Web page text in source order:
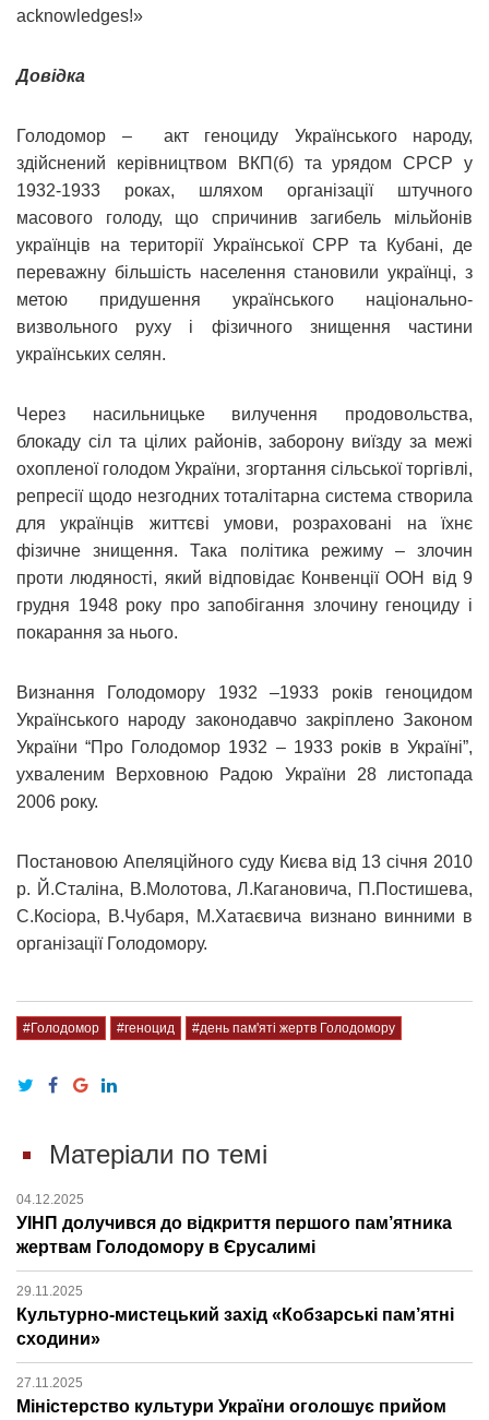
acknowledges!»
Довідка
Голодомор – акт геноциду Українського народу,
здійснений керівництвом ВКП(б) та урядом СРСР у
1932-1933 роках, шляхом організації штучного
масового голоду, що спричинив загибель мільйонів
українців на території Української СРР та Кубані, де
переважну більшість населення становили українці, з
метою придушення українського національно-
визвольного руху і фізичного знищення частини
українських селян.
Через насильницьке вилучення продовольства,
блокаду сіл та цілих районів, заборону виїзду за межі
охопленої голодом України, згортання сільської торгівлі,
репресії щодо незгодних тоталітарна система створила
для українців життєві умови, розраховані на їхнє
фізичне знищення. Така політика режиму – злочин
проти людяності, який відповідає Конвенції ООН від 9
грудня 1948 року про запобігання злочину геноциду і
покарання за нього.
Визнання Голодомору 1932 –1933 років геноцидом
Українського народу законодавчо закріплено Законом
України “Про Голодомор 1932 – 1933 років в Україні”,
ухваленим Верховною Радою України 28 листопада
2006 року.
Постановою Апеляційного суду Києва від 13 січня 2010
р. Й.Сталіна, В.Молотова, Л.Кагановича, П.Постишева,
С.Косіора, В.Чубаря, М.Хатаєвича визнано винними в
організації Голодомору.
#Голодомор #геноцид #день пам'яті жертв Голодомору
Матеріали по темі
04.12.2025
УІНП долучився до відкриття першого пам’ятника
жертвам Голодомору в Єрусалимі
29.11.2025
Культурно-мистецький захід «Кобзарські пам’ятні
сходини»
27.11.2025
Міністерство культури України оголошує прийом